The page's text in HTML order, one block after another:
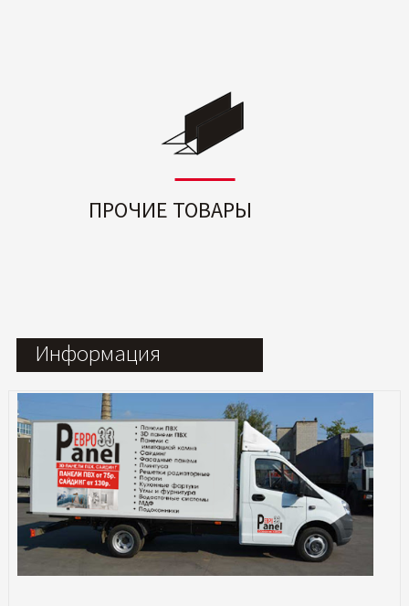
ПРОЧИЕ ТОВАРЫ
Информация